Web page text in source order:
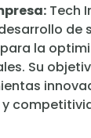
Tech
de
la
Su